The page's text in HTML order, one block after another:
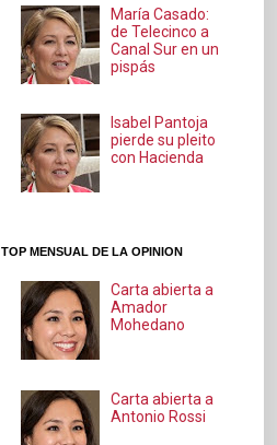
María Casado:
de Telecinco a
Canal Sur en un
pispás
Isabel Pantoja
pierde su pleito
con Hacienda
TOP MENSUAL DE LA OPINION
Carta abierta a
Amador
Mohedano
Carta abierta a
Antonio Rossi